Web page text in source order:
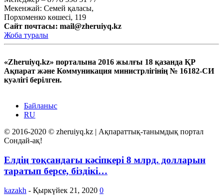
Мекенжай: Семей қаласы,
Порхоменко көшесі, 119
Сайт почтасы: mail@zheruiyq.kz
Жоба туралы
«Zheruiyq.kz» порталына 2016 жылғы 18 қазанда ҚР
Ақпарат және Коммуникация министрлігінің № 16182-СИ
куәлігі берілген.
Байланыс
RU
© 2016-2020 © zheruiyq.kz | Ақпараттық-танымдық портал
Сондай-ақ!
Елдің тоқсандағы кәсіпкері 8 млрд. долларын
таратып берсе, біздікі…
kazakh - Қыркүйек 21, 2020 0